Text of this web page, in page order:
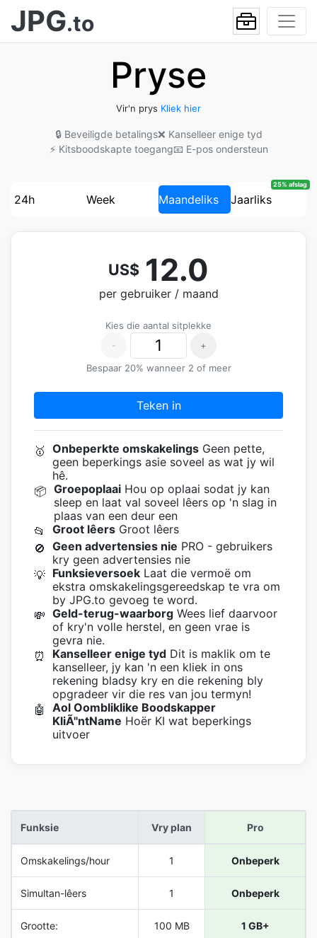
JPG.to
Pryse
Vir'n prys Kliek hier
🔒 Beveiligde betalings❌ Kanselleer enige tyd
⚡ Kitsboodskapte toegang📧 E-pos ondersteun
24h Week Maandeliks Jaarliks
25% afslag
US$ 12.0
per gebruiker / maand
Kies die aantal sitplekke
-
+
Bespaar 20% wanneer 2 of meer
Teken in
🥇 Onbeperkte omskakelings Geen pette,
geen beperkings asie soveel as wat jy wil
hê.
📦 Groepoplaai Hou op oplaai sodat jy kan
sleep en laat val soveel lêers op 'n slag in
plaas van een deur een
📂
Groot lêers Groot lêers
🚫 Geen advertensies nie PRO - gebruikers
kry geen advertensies nie
💡 Funksieversoek Laat die vermoë om
ekstra omskakelingsgereedskap te vra om
by JPG.to gevoeg te word.
💸 Geld-terug-waarborg Wees lief daarvoor
of kry'n volle herstel, en geen vrae is
gevra nie.
⏰
Kanselleer enige tyd Dit is maklik om te
kanselleer, jy kan 'n een kliek in ons
rekening bladsy kry en die rekening bly
opgradeer vir die res van jou termyn!
🤖
Aol Oombliklike Boodskapper
KliÃ"ntName Hoër KI wat beperkings
uitvoer
Funksie Vry plan Pro
Omskakelings/hour 1 Onbeperk
Simultan-lêers 1 Onbeperk
Grootte: 100 MB 1 GB+